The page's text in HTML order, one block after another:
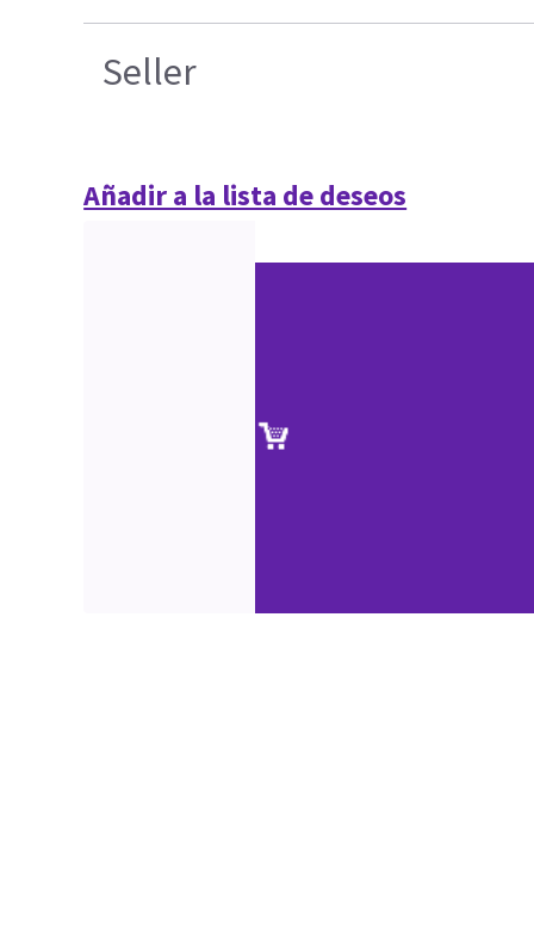
Seller
Añadir a la lista de deseos